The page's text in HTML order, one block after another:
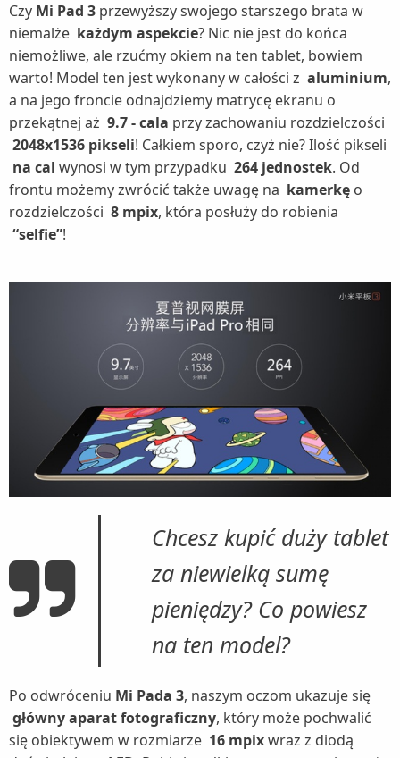
Czy Mi Pad 3 przewyższy swojego starszego brata w
niemalże każdym aspekcie? Nic nie jest do końca
niemożliwe, ale rzućmy okiem na ten tablet, bowiem
warto! Model ten jest wykonany w całości z aluminium,
a na jego froncie odnajdziemy matrycę ekranu o
przekątnej aż 9.7 - cala przy zachowaniu rozdzielczości
2048x1536 pikseli! Całkiem sporo, czyż nie? Ilość pikseli
na cal wynosi w tym przypadku 264 jednostek. Od
frontu możemy zwrócić także uwagę na kamerkę o
rozdzielczości 8 mpix, która posłuży do robienia
“selfie”!
Chcesz kupić duży tablet
za niewielką sumę
pieniędzy? Co powiesz
na ten model?
Po odwróceniu Mi Pada 3, naszym oczom ukazuje się
główny aparat fotograficzny, który może pochwalić
się obiektywem w rozmiarze 16 mpixwraz z diodą